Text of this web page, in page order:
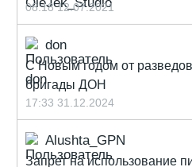
08:18 12.07.2021
don
С Новым годом от
бригады ДОН
17:33 31.12.2024
Alushta_GPN
Запрет на использование